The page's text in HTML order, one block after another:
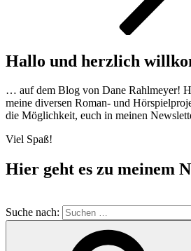
Hallo und herzlich
… auf dem Blog von Dane Rahlmeyer!
meine diversen Roman- und
die Möglichkeit, euch in meinen
Viel Spaß!
Hier geht es zu meinem
Suche nach: